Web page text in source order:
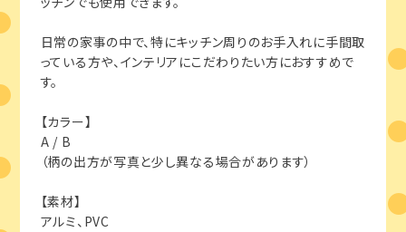
日常の家事の中で、特にキッチン周りのお手入れに手間取
っている方や、インテリアにこだわりたい方におすすめで
す。
【カラー】
A / B
（柄の出方が写真と少し異なる場合があります）
【素材】
アルミ、PVC